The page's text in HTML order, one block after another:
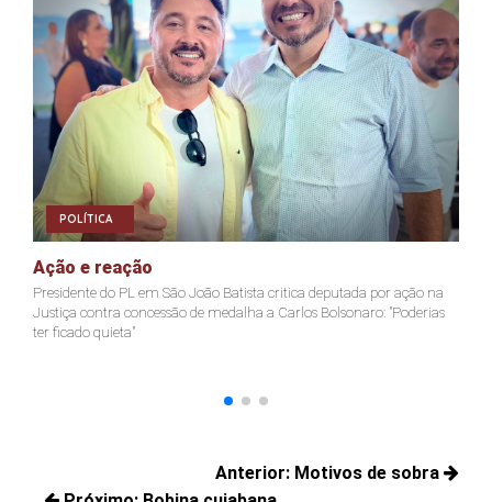
POLÍTICA
Ação e reação
Presidente do PL em São João Batista critica deputada por ação na
Justiça contra concessão de medalha a Carlos Bolsonaro: "Poderias
ter ficado quieta"
Anterior: Motivos de sobra